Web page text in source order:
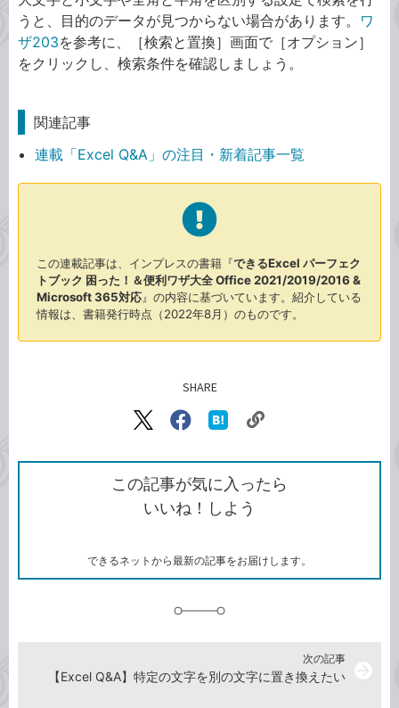
うと、目的のデータが見つからない場合があります。 ワ
ザ203を参考に、［検索と置換］画面で［オプション］
をクリックし、検索条件を確認しましょう。
関連記事
連載「Excel Q&A」の注目・新着記事一覧
この連載記事は、インプレスの書籍『できるExcel パーフェク
トブック 困った！＆便利ワザ大全 Office 2021/2019/2016 &
Microsoft 365対応』の内容に基づいています。紹介している
情報は、書籍発行時点（2022年8月）のものです。
SHARE
X（旧
で
シ
ェ
ア
Facebook
シ
ェ
ア
な
ブ
ッ
ク
ク
ク
を
コ
この記事が気に入ったら
いいね！しよう
できるネットから最新の記事をお届けします。
次の記事
【Excel Q&A】特定の文字を別の文字に置き換えたい